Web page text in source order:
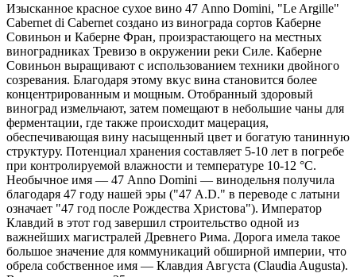
Изысканное красное сухое вино 47 Anno Domini, "Le Argille"
Cabernet di Cabernet создано из винограда сортов Каберне
Совиньон и Каберне Фран, произрастающего на местных
виноградниках Тревизо в окружении реки Силе. Каберне
Совиньон выращивают с использованием техники двойного
созревания. Благодаря этому вкус вина становится более
концентрированным и мощным. Отобранный здоровый
виноград измельчают, затем помещают в небольшие чаны для
ферментации, где также происходит мацерация,
обеспечивающая вину насыщенный цвет и богатую танинную
структуру. Потенциал хранения составляет 5-10 лет в погребе
при контролируемой влажности и температуре 10-12 °С.
Необычное имя — 47 Anno Domini — винодельня получила
благодаря 47 году нашей эры ("47 A.D." в переводе с латыни
означает "47 год после Рождества Христова"). Император
Клавдий в этот год завершил строительство одной из
важнейших магистралей Древнего Рима. Дорога имела такое
большое значение для коммуникаций обширной империи, что
обрела собственное имя — Клавдия Августа (Claudia Augusta).